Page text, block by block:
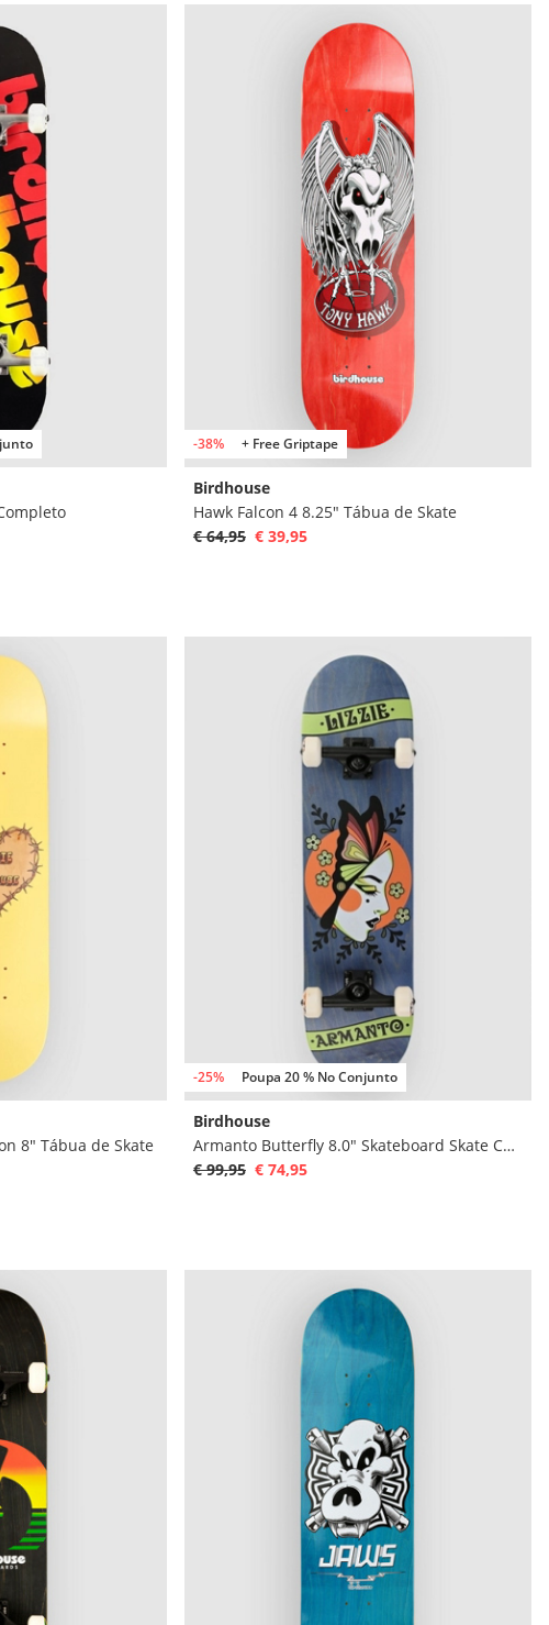
-38% + Free Griptape
Birdhouse
Hawk Falcon 4 8.25" Tábua de Skate
€ 64,95 € 39,95
8" Tábua de Skate
-25% Poupa 20 % No Conjunto
Birdhouse
Armanto Butterfly 8.0" Skateboard Skate Completo
€ 99,95 € 74,95